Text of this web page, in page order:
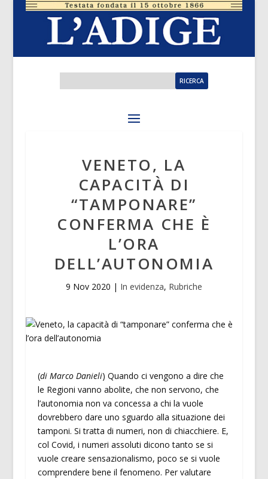
VENETO, LA
CAPACITÀ DI
“TAMPONARE”
CONFERMA CHE È
L’ORA
DELL’AUTONOMIA
9 Nov 2020 | In evidenza, Rubriche
(di Marco Danieli) Quando ci vengono a dire che
le Regioni vanno abolite, che non servono, che
l’autonomia non va concessa a chi la vuole
dovrebbero dare uno sguardo alla situazione dei
tamponi. Si tratta di numeri, non di chiacchiere. E,
col Covid, i numeri assoluti dicono tanto se si
vuole creare sensazionalismo, poco se si vuole
comprendere bene il fenomeno. Per valutare